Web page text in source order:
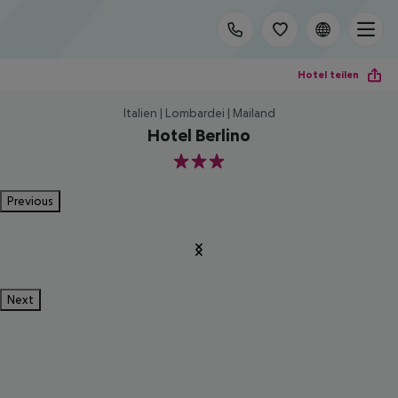
Hotel teilen
Italien | Lombardei | Mailand
Hotel Berlino
3
Previous
Next